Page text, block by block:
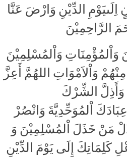
اِلَىيَوْمِ الدِّيْنِ وَارْضَ عَنَّا
الرَّاحِمِيْنَ
وَاْلمُؤْمِنَاتِ وَاْلمُسْلِمِيْنَ
وَاْلاَمْوَاتِ اللهُمَّ أَعِزَّ
وَأَذِلَّ الشِّرْكَ
اْلمُوَحِّدِيَّةَ وَانْصُرْ
مَنْ خَذَلَ اْلمُسْلِمِيْنَ وَ
كَلِمَاتِكَ إِلَى يَوْمَ الدِّيْنِ